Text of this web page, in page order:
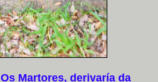
Martores, derivaría da